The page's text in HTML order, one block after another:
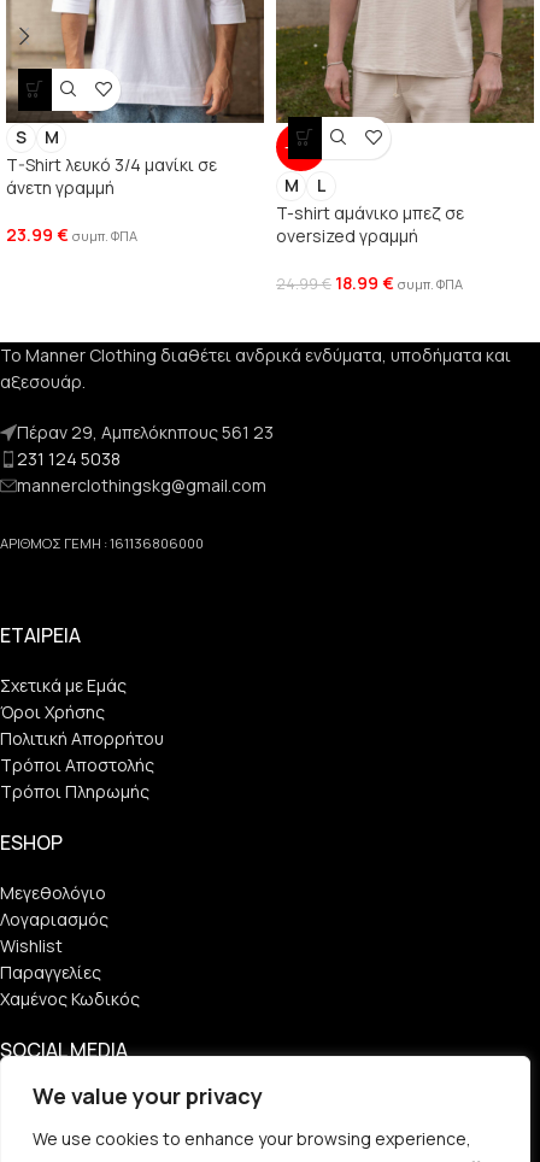
We value your privacy
We use cookies to enhance your browsing experience,
S
M
T-Shirt λευκό 3/4 μανίκι σε
άνετη γραμμή
23.99 € συμπ. ΦΠΑ
-24%
M
L
T-shirt αμάνικο μπεζ σε
oversized γραμμή
24.99€ 18.99 € συμπ. ΦΠΑ
Το Manner Clothing διαθέτει ανδρικά ενδύματα, υποδήματα και
αξεσουάρ.
Πέραν 29, Αμπελόκηπους 561 23
231 124 5038
mannerclothingskg@gmail.com
ΑΡΙΘΜΟΣ ΓΕΜΗ : 161136806000
ΕΤΑΙΡΕΙΑ
Σχετικά με Εμάς
Όροι Χρήσης
Πολιτική Απορρήτου
Τρόποι Αποστολής
Τρόποι Πληρωμής
ESHOP
Μεγεθολόγιο
Λογαριασμός
Wishlist
Παραγγελίες
Χαμένος Κωδικός
SOCIAL MEDIA
Find Us
Follow Us